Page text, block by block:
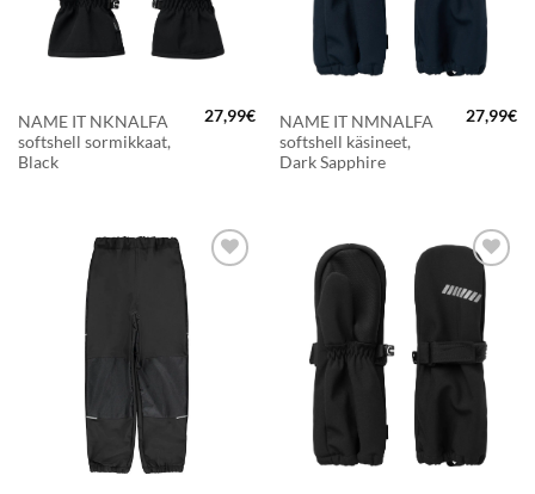
NAME IT NKNALFA
softshell sormikkaat,
Black
27,99€
NAME IT NMNALFA
softshell käsineet,
Dark Sapphire
27,99€
LISÄÄ
SUOSIKKEIHIN
LISÄÄ
SUOSIKKEIHIN